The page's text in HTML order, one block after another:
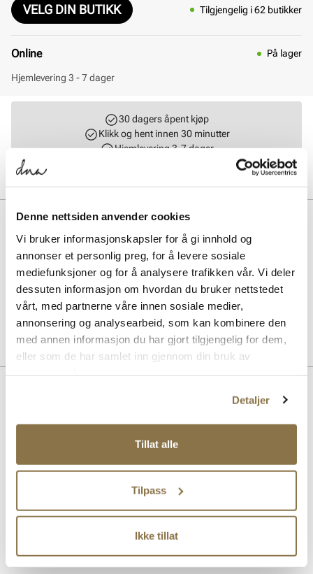
Denne nettsiden anvender cookies
Vi bruker informasjonskapsler for å gi innhold og
annonser et personlig preg, for å levere sosiale
mediefunksjoner og for å analysere trafikken vår. Vi deler
dessuten informasjon om hvordan du bruker nettstedet
vårt, med partnerne våre innen sosiale medier,
annonsering og analysearbeid, som kan kombinere den
med annen informasjon du har gjort tilgjengelig for dem,
eller som de har samlet inn gjennom din bruk av
Detaljer
Tillat alle
Tilpass
Ikke tillat
VELG DIN BUTIKK Tilgjengelig i 62 butikker
Online På lager
Hjemlevering 3 - 7 dager
30 dagers åpent kjøp
Klikk og hent innen 30 minutter
Hjemlevering 3-7 dager
BESKRIVELSE
Farge oppfriskning og næring til semsket og nubuck sko. Tilføring av
næring er viktig på semskede materialer fordi de tørker ut fortere enn
glatt skinn. Opprettholdelse av pusteevnen til materialet; anbefales
for sko og klær med TEX-membraner.
Art. nr.97443002
Lev. art. nr2011